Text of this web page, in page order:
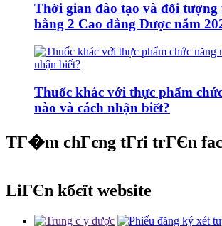
Thời gian đào tạo và đối tượng
bằng 2 Cao đẳng Dược năm
Thuốc khác với thực phẩm
nào và cách nhận biết?
TГ�m chГєng tГґi trГЄn
LiГЄn kбєїt website